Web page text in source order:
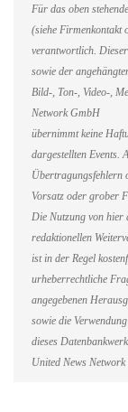
Für das oben
(siehe Firmenkontakt
verantwortlich.
sowie der
Bild-, Ton-, Video-,
Network GmbH
übernimmt keine
dargestellten Events.
Übertragungsfehlern
Vorsatz oder grober
Die Nutzung von
redaktionellen
ist in der Regel
urheberrechtliche
angegebenen
sowie die
dieses
United News